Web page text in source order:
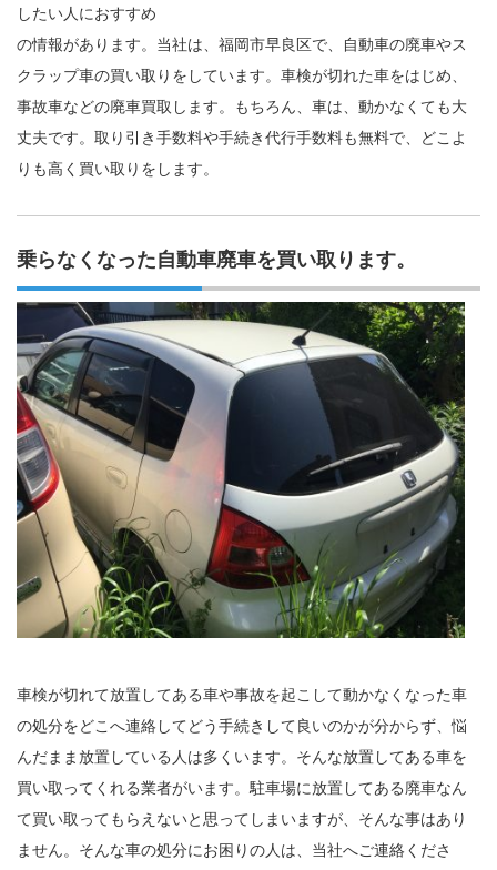
したい人におすすめ
の情報があります。当社は、福岡市早良区で、自動車の廃車やス
クラップ車の買い取りをしています。車検が切れた車をはじめ、
事故車などの廃車買取します。もちろん、車は、動かなくても大
丈夫です。取り引き手数料や手続き代行手数料も無料で、どこよ
りも高く買い取りをします。
乗らなくなった自動車廃車を買い取ります。
車検が切れて放置してある車や事故を起こして動かなくなった車
の処分をどこへ連絡してどう手続きして良いのかが分からず、悩
んだまま放置している人は多くいます。そんな放置してある車を
買い取ってくれる業者がいます。駐車場に放置してある廃車なん
て買い取ってもらえないと思ってしまいますが、そんな事はあり
ません。そんな車の処分にお困りの人は、当社へご連絡くださ